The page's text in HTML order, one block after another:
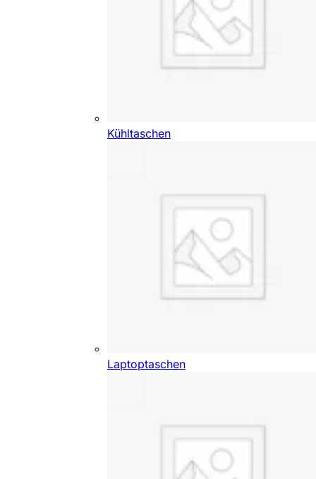
Kühltaschen
Laptoptaschen